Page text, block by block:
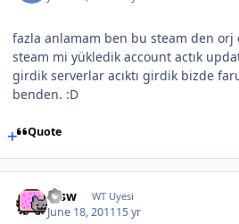
fazla anlamam ben bu steam den orj
steam mi yükledik account actık
girdik serverlar acıktı girdik bizde
benden. :D
Quote
etsw WT Uyesi
June 18, 201115 yr